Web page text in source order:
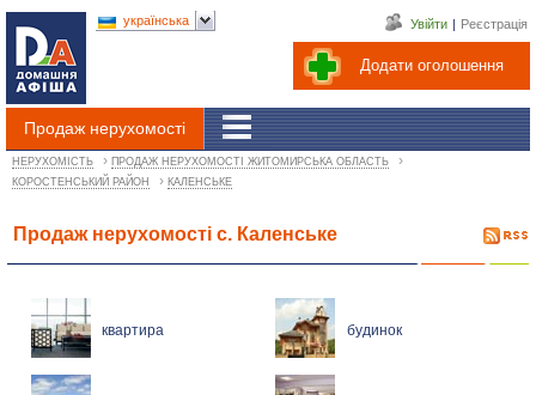
Додати оголошення
Увійти | Реєстрація
Продаж нерухомості
українська
НЕРУХОМІСТЬ › ПРОДАЖ НЕРУХОМОСТІ ЖИТОМИРСЬКА ОБЛАСТЬ ›
КОРОСТЕНСЬКИЙ РАЙОН › КАЛЕНСЬКЕ
Продаж нерухомості с. Каленське
квартира будинок